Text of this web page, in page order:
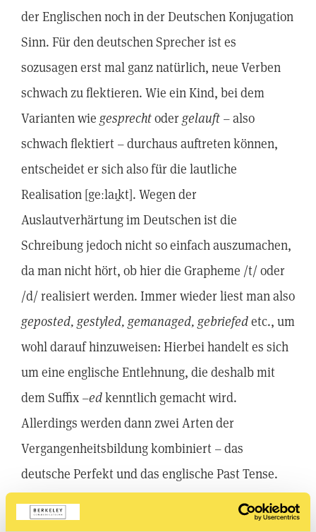
der Englischen noch in der Deutschen Konjugation
Sinn. Für den deutschen Sprecher ist es
sozusagen erst mal ganz natürlich, neue Verben
schwach zu flektieren. Wie ein Kind, bei dem
Varianten wie gesprechtoder gelauft – also
schwach flektiert – durchaus auftreten können,
entscheidet er sich also für die lautliche
Realisation [geːlaɪ̯kt]. Wegen der
Auslautverhärtung im Deutschen ist die
Schreibung jedoch nicht so einfach auszumachen,
da man nicht hört, ob hier die Grapheme /t/ oder
/d/ realisiert werden. Immer wieder liest man also
geposted, gestyled, gemanaged, gebriefedetc., um
wohl darauf hinzuweisen: Hierbei handelt es sich
um eine englische Entlehnung, die deshalb mit
dem Suffix –edkenntlich gemacht wird.
Allerdings werden dann zwei Arten der
Vergangenheitsbildung kombiniert – das
deutsche Perfekt und das englische Past Tense.
Doch wie oben aufgezeigt, können diese Varianten
der Partizip-Perfekt-Bildung ausgeschlossen